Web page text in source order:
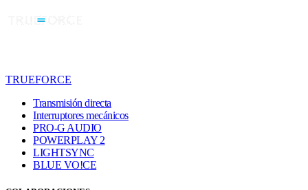
TRUEFORCE
Transmisión directa
Interruptores mecánicos
PRO-G AUDIO
POWERPLAY 2
LIGHTSYNC
BLUE VO!CE